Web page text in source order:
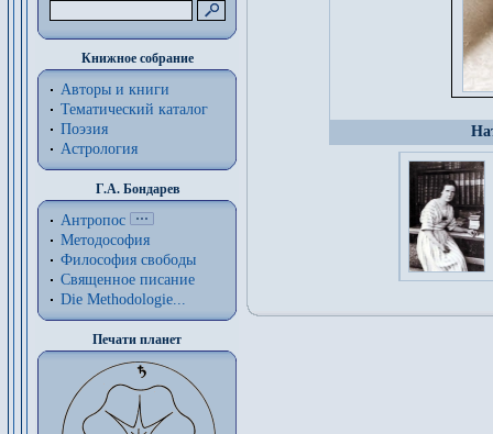
Книжное собрание
Авторы и книги
Тематический каталог
Поэзия
Астрология
Г.А. Бондарев
Антропос
Методософия
Философия cвободы
Священное писание
Die Methodologie...
Печати планет